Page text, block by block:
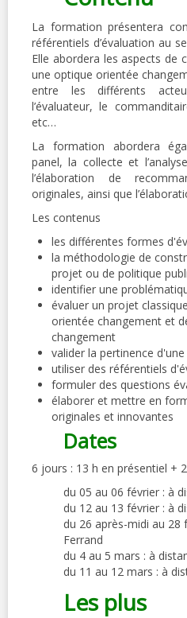
La formation présentera
référentiels d’évaluation au
Elle abordera les aspects de
une optique orientée
entre les différents
l’évaluateur, le
etc…
La formation abordera
panel, la collecte et
l’élaboration de
originales, ainsi que
Les contenus
les différentes formes
la méthodologie de
projet ou de politique
identifier une
évaluer un projet
orientée changement et
changement
valider la pertinence
utiliser des référentiels
formuler des questions
élaborer et mettre en
originales et innovantes
Dates
6 jours : 13 h en présentiel +
du 05 au 06 février : à
du 12 au 13 février : à
du 26 après-midi au 28
Ferrand
du 4 au 5 mars : à
du 11 au 12 mars : à
Les plus